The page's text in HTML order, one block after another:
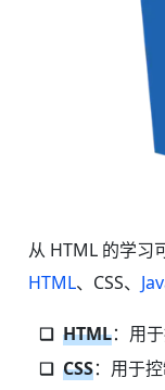
从 HTML 的学习
HTML、CSS、
HTML：用
CSS：用于